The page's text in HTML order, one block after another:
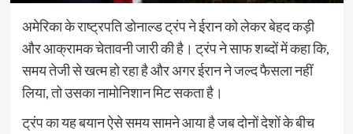
अमेरिका के राष्ट्रपति डोनाल्ड ट्रंप ने ईरान को लेकर बेहद कड़ी
और आक्रामक चेतावनी जारी की है। ट्रंप ने साफ शब्दों में कहा कि,
समय तेजी से खत्म हो रहा है और अगर ईरान ने जल्द फैसला नहीं
लिया, तो उसका नामोनिशान मिट सकता है।
ट्रंप का यह बयान ऐसे समय सामने आया है जब दोनों देशों के बीच